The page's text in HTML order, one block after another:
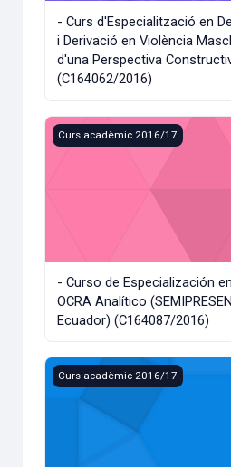
- Curs d'Especialització en
i Derivació en Violència
d'una Perspectiva
(C164062/2016)
- Curso de Especialización
Curs acadèmic 2016/17
- Curso de Especialización
OCRA Analítico
Ecuador) (C164087/2016)
- Curs d'Especialització en
Curs acadèmic 2016/17